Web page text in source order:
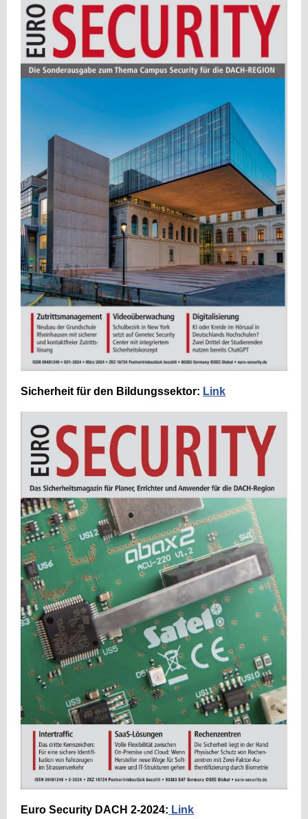
Sicherheit für den Bildungssektor: Link
Euro Security DACH 2-2024: Link